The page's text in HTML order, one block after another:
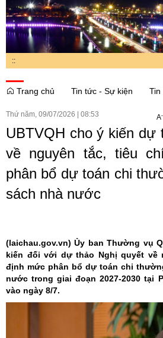
::
Trang chủ
Tin tức - Sự kiện Tin
Thứ năm, 09/07/2026 08:53 A-
UBTVQH cho ý kiến dự
về nguyên tắc, tiêu
phân bổ dự toán chi
sách nhà nước
(laichau.gov.vn) Ủy ban Thường vụ
kiến đối với dự thảo Nghị quyết về
định mức phân bổ dự toán chi
nước trong giai đoạn 2027-2030 tại
vào ngày 8/7.